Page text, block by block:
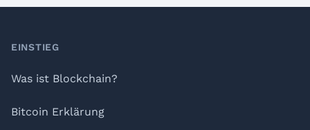
Footer
EINSTIEG
Was ist Blockchain?
Bitcoin Erklärung